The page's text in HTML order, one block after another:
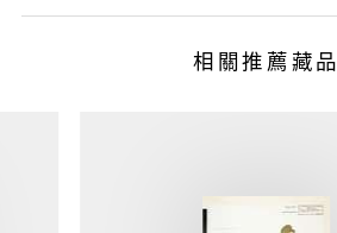
相關推薦藏品